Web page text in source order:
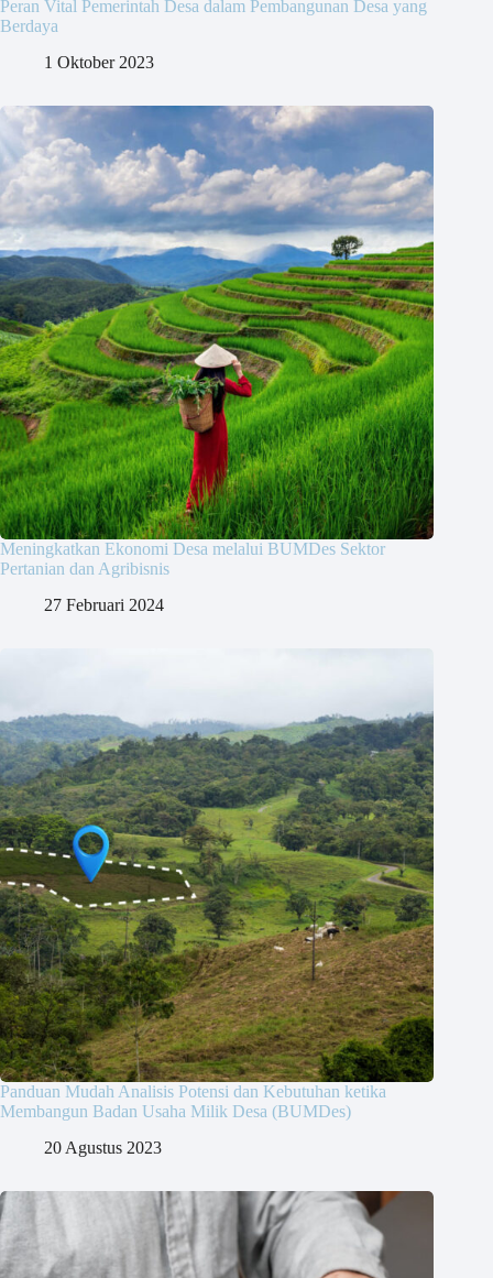
Peran Vital Pemerintah Desa dalam Pembangunan Desa yang
Berdaya
1 Oktober 2023
Meningkatkan Ekonomi Desa melalui BUMDes Sektor
Pertanian dan Agribisnis
27 Februari 2024
Panduan Mudah Analisis Potensi dan Kebutuhan ketika
Membangun Badan Usaha Milik Desa (BUMDes)
20 Agustus 2023